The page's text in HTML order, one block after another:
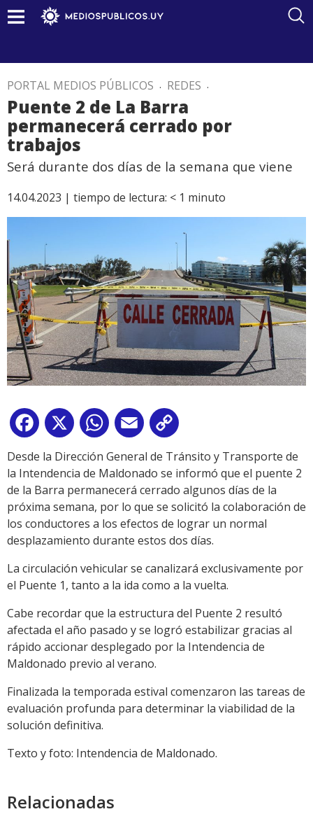
PORTAL MEDIOS PÚBLICOS . REDES .
Puente 2 de La Barra
permanecerá cerrado por
trabajos
Será durante dos días de la semana que viene
14.04.2023 | tiempo de lectura: < 1 minuto
Facebook
X WhatsApp
Email
Link
Desde la Dirección General de Tránsito y Transporte de
la Intendencia de Maldonado se informó que el puente 2
de la Barra permanecerá cerrado algunos días de la
próxima semana, por lo que se solicitó la colaboración de
los conductores a los efectos de lograr un normal
desplazamiento durante estos dos días.
La circulación vehicular se canalizará exclusivamente por
el Puente 1, tanto a la ida como a la vuelta.
Cabe recordar que la estructura del Puente 2 resultó
afectada el año pasado y se logró estabilizar gracias al
rápido accionar desplegado por la Intendencia de
Maldonado previo al verano.
Finalizada la temporada estival comenzaron las tareas de
evaluación profunda para determinar la viabilidad de la
solución definitiva.
Texto y foto: Intendencia de Maldonado.
Relacionadas